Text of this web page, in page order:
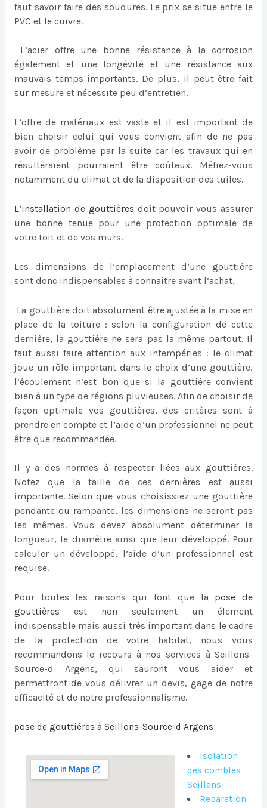
faut savoir faire des soudures. Le prix se situe entre le
PVC et le cuivre.
L’acier offre une bonne résistance à la corrosion
également et une longévité et une résistance aux
mauvais temps importants. De plus, il peut être fait
sur mesure et nécessite peu d’entretien.
L’offre de matériaux est vaste et il est important de
bien choisir celui qui vous convient afin de ne pas
avoir de problème par la suite car les travaux qui en
résulteraient pourraient être coûteux. Méfiez-vous
notamment du climat et de la disposition des tuiles.
L’installation de gouttières doit pouvoir vous assurer
une bonne tenue pour une protection optimale de
votre toit et de vos murs.
Les dimensions de l’emplacement d’une gouttière
sont donc indispensables à connaitre avant l’achat.
La gouttière doit absolument être ajustée à la mise en
place de la toiture : selon la configuration de cette
dernière, la gouttière ne sera pas la même partout. Il
faut aussi faire attention aux intempéries : le climat
joue un rôle important dans le choix d’une gouttière,
l’écoulement n’est bon que si la gouttière convient
bien à un type de régions pluvieuses. Afin de choisir de
façon optimale vos gouttières, des critères sont à
prendre en compte et l’aide d’un professionnel ne peut
être que recommandée.
Il y a des normes à respecter liées aux gouttières.
Notez que la taille de ces dernières est aussi
importante. Selon que vous choisissiez une gouttière
pendante ou rampante, les dimensions ne seront pas
les mêmes. Vous devez absolument déterminer la
longueur, le diamètre ainsi que leur développé. Pour
calculer un développé, l’aide d’un professionnel est
requise.
Pour toutes les raisons qui font que la pose de
gouttières
est non seulement un élement
indispensable mais aussi très important dans le cadre
de la protection de votre habitat, nous vous
recommandons le recours à nos services à Seillons-
Source-d Argens, qui sauront vous aider et
permettront de vous délivrer un devis, gage de notre
efficacité et de notre professionnalisme.
pose de gouttières à Seillons-Source-d Argens
Isolation
des combles
Seillans
Reparation